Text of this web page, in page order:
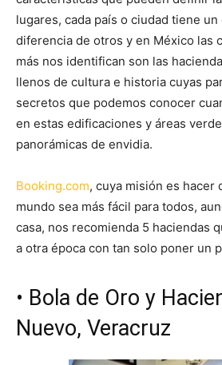
lugares, cada país o ciudad tiene
diferencia de otros y en México las
más nos identifican son las
llenos de cultura e historia cuyas
secretos que podemos conocer
en estas edificaciones y áreas
panorámicas de envidia.
Booking.com, cuya misión es hacer
mundo sea más fácil para todos,
casa, nos recomienda 5 haciendas
a otra época con tan solo poner un
• Bola de Oro y
Nuevo, Veracruz